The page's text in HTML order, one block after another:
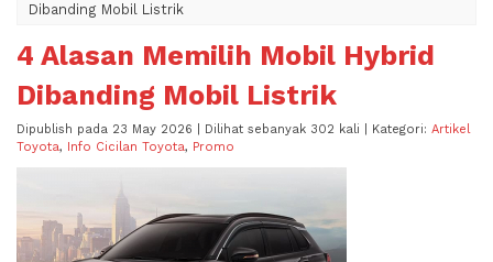
Dibanding Mobil Listrik
4 Alasan Memilih Mobil Hybrid
Dibanding Mobil Listrik
Dipublish pada 23 May 2026 | Dilihat sebanyak 302 kali | Kategori: Artikel
Toyota, Info Cicilan Toyota, Promo